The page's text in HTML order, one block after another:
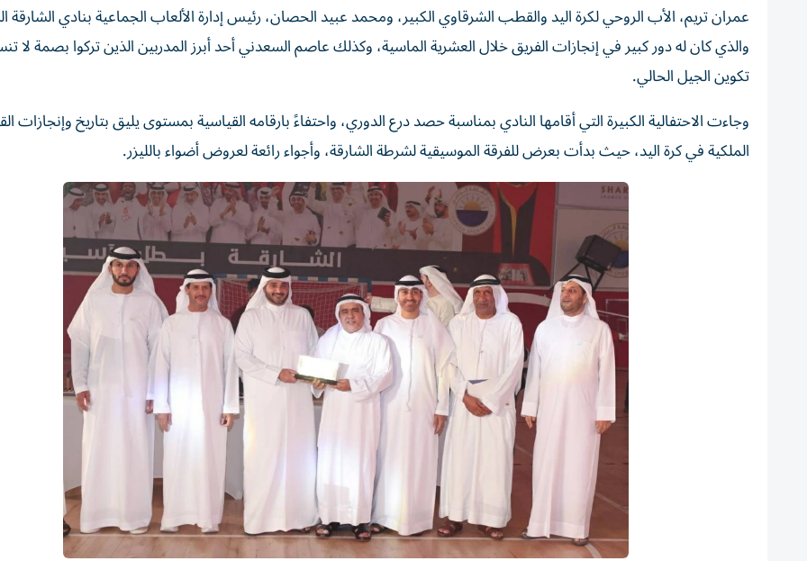
عمران تريم، الأب الروحي لكرة اليد والقطب الشرقاوي الكبير، ومحمد عبيد الحصان، رئيس إدارة الألعاب الجماعية بنادي الشارقة
والذي كان له دور كبير في إنجازات الفريق خلال العشرية الماسية، وكذلك عاصم السعدني أحد أبرز المدربين الذين تركوا بصمة لا
تكوين الجيل الحالي.
وجاءت الاحتفالية الكبيرة التي أقامها النادي بمناسبة حصد درع الدوري، واحتفاءً بارقامه القياسية بمستوى يليق بتاريخ وإنجازات
الملكية في كرة اليد، حيث بدأت بعرض للفرقة الموسيقية لشرطة الشارقة، وأجواء رائعة لعروض أضواء بالليزر.